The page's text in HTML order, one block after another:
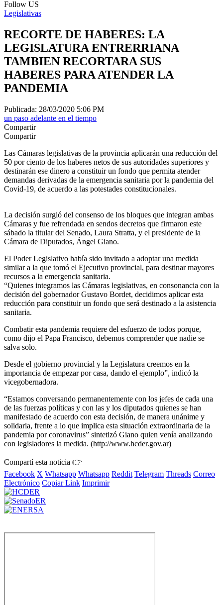
Follow US
Legislativas
RECORTE DE HABERES: LA
LEGISLATURA ENTRERRIANA
TAMBIEN RECORTARA SUS
HABERES PARA ATENDER LA
PANDEMIA
Publicada: 28/03/2020 5:06 PM
un paso adelante en el tiempo
Compartir
Compartir
Las Cámaras legislativas de la provincia aplicarán una reducción del
50 por ciento de los haberes netos de sus autoridades superiores y
destinarán ese dinero a constituir un fondo que permita atender
demandas derivadas de la emergencia sanitaria por la pandemia del
Covid-19, de acuerdo a las potestades constitucionales.
La decisión surgió del consenso de los bloques que integran ambas
Cámaras y fue refrendada en sendos decretos que firmaron este
sábado la titular del Senado, Laura Stratta, y el presidente de la
Cámara de Diputados, Ángel Giano.
El Poder Legislativo había sido invitado a adoptar una medida
similar a la que tomó el Ejecutivo provincial, para destinar mayores
recursos a la emergencia sanitaria.
“Quienes integramos las Cámaras legislativas, en consonancia con la
decisión del gobernador Gustavo Bordet, decidimos aplicar esta
reducción para constituir un fondo que será destinado a la asistencia
sanitaria.
Combatir esta pandemia requiere del esfuerzo de todos porque,
como dijo el Papa Francisco, debemos comprender que nadie se
salva solo.
Desde el gobierno provincial y la Legislatura creemos en la
importancia de empezar por casa, dando el ejemplo”, indicó la
vicegobernadora.
“Estamos conversando permanentemente con los jefes de cada una
de las fuerzas políticas y con las y los diputados quienes se han
manifestado de acuerdo con esta decisión, de manera unánime y
solidaria, frente a lo que implica esta situación extraordinaria de la
pandemia por coronavirus” sintetizó Giano quien venía analizando
con legisladores la medida. (http://www.hcder.gov.ar)
Compartí esta noticia 👉
Facebook X Whatsapp Whatsapp Reddit Telegram Threads Correo
Electrónico Copiar Link Imprimir